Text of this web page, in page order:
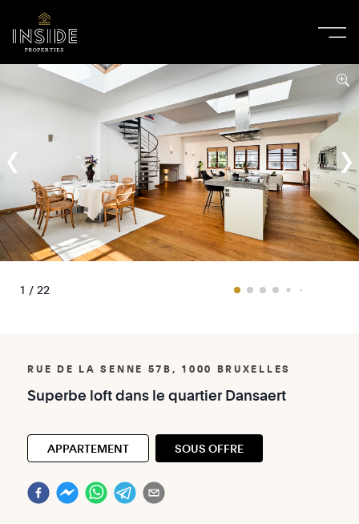
1 / 22
RUE DE LA SENNE 57B, 1000 BRUXELLES
Superbe loftdans lequartier Dansaert
APPARTEMENT SOUS OFFRE